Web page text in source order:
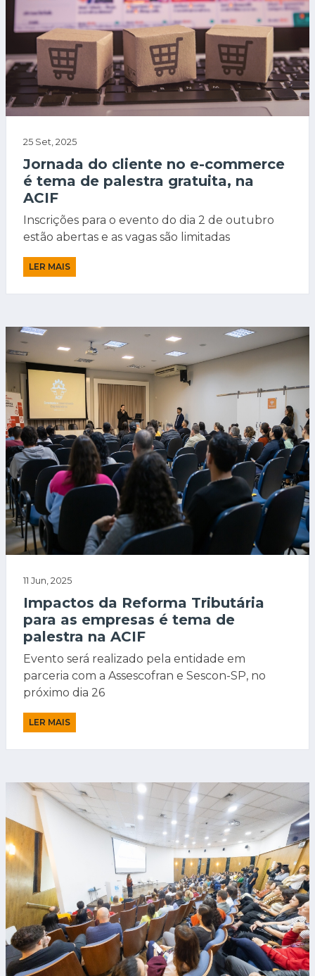
25 Set, 2025
Jornada do cliente no e-commerce
é tema de palestra gratuita, na
ACIF
Inscrições para o evento do dia 2 de outubro
estão abertas e as vagas são limitadas
LER MAIS
11 Jun, 2025
Impactos da Reforma Tributária
para as empresas é tema de
palestra na ACIF
Evento será realizado pela entidade em
parceria com a Assescofran e Sescon-SP, no
próximo dia 26
LER MAIS